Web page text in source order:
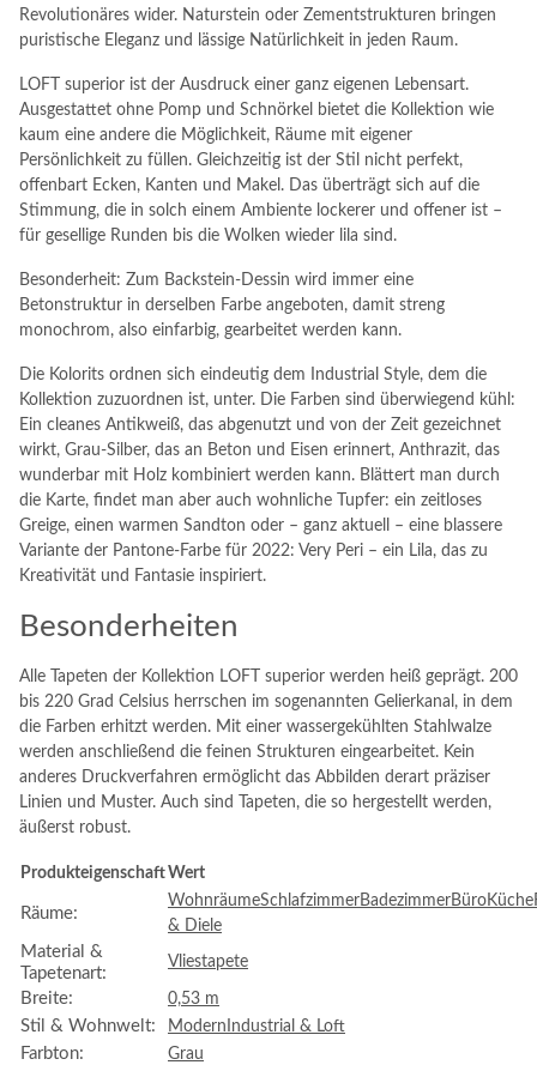
Revolutionäres wider. Naturstein oder Zementstrukturen bringen
puristische Eleganz und lässige Natürlichkeit in jeden Raum.
LOFT superior ist der Ausdruck einer ganz eigenen Lebensart.
Ausgestattet ohne Pomp und Schnörkel bietet die Kollektion wie
kaum eine andere die Möglichkeit, Räume mit eigener
Persönlichkeit zu füllen. Gleichzeitig ist der Stil nicht perfekt,
offenbart Ecken, Kanten und Makel. Das überträgt sich auf die
Stimmung, die in solch einem Ambiente lockerer und offener ist –
für gesellige Runden bis die Wolken wieder lila sind.
Besonderheit: Zum Backstein-Dessin wird immer eine
Betonstruktur in derselben Farbe angeboten, damit streng
monochrom, also einfarbig, gearbeitet werden kann.
Die Kolorits ordnen sich eindeutig dem Industrial Style, dem die
Kollektion zuzuordnen ist, unter. Die Farben sind überwiegend kühl:
Ein cleanes Antikweiß, das abgenutzt und von der Zeit gezeichnet
wirkt, Grau-Silber, das an Beton und Eisen erinnert, Anthrazit, das
wunderbar mit Holz kombiniert werden kann. Blättert man durch
die Karte, findet man aber auch wohnliche Tupfer: ein zeitloses
Greige, einen warmen Sandton oder – ganz aktuell – eine blassere
Variante der Pantone-Farbe für 2022: Very Peri – ein Lila, das zu
Kreativität und Fantasie inspiriert.
Besonderheiten
Alle Tapeten der Kollektion LOFT superior werden heiß geprägt. 200
bis 220 Grad Celsius herrschen im sogenannten Gelierkanal, in dem
die Farben erhitzt werden. Mit einer wassergekühlten Stahlwalze
werden anschließend die feinen Strukturen eingearbeitet. Kein
anderes Druckverfahren ermöglicht das Abbilden derart präziser
Linien und Muster. Auch sind Tapeten, die so hergestellt werden,
äußerst robust.
ProdukteigenschaftWert
Räume:
WohnräumeSchlafzimmerBadezimmerBüroKüche
& Diele
Material &
Tapetenart:
Vliestapete
Breite: 0,53 m
Stil & Wohnwelt: Modern Industrial & Loft
Farbton: Grau